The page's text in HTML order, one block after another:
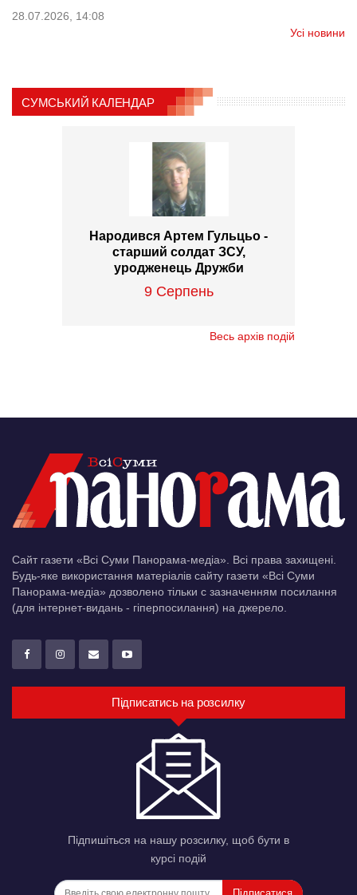
28.07.2026, 14:08
Усі новини
СУМСЬКИЙ КАЛЕНДАР
Народився Артем Гульцьо -
старший солдат ЗСУ,
уродженець Дружби
9 Серпень
Весь архів подій
Сайт газети «Всі Суми Панорама-медіа». Всі права захищені.
Будь-яке використання матеріалів сайту газети «Всі Суми
Панорама-медіа» дозволено тільки c зазначенням посилання
(для інтернет-видань - гіперпосилання) на джерело.
Підписатись на розсилку
Підпишіться на нашу розсилку, щоб бути в
курсі подій